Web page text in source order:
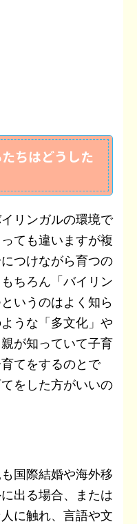
ちはどうした
リンガルの環境で
ても違いますが複
つけながら育つの
ちろん「バイリン
いうのはよく知ら
うな「多文化」や
が知っていて子育
てをするのとで
をした方がいいの
国際結婚や海外移
出る場合、または
に触れ、言語や文